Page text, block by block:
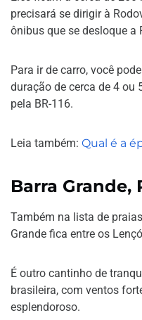
precisará se dirigir à
ônibus que se desloque a
Para ir de carro, você
duração de cerca de 4 ou
pela BR-116.
Leia também: Qual é a
Barra Grande,
Também na lista de
Grande fica entre os
É outro cantinho de
brasileira, com ventos
esplendoroso.